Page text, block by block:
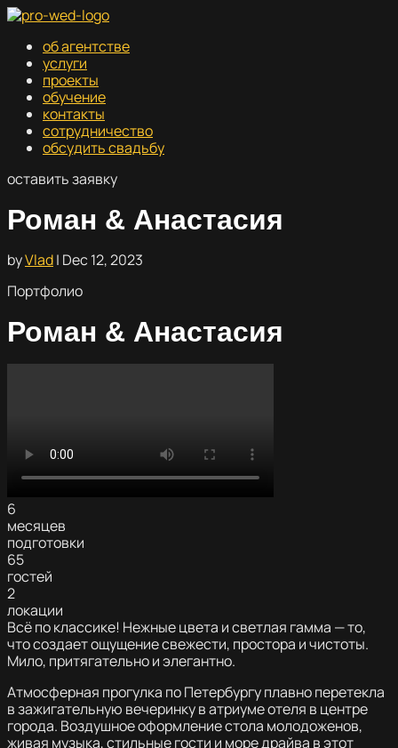
об агентстве
услуги
проекты
обучение
контакты
сотрудничество
обсудить свадьбу
оставить заявку
Роман & Анастасия
byVlad| Dec 12, 2023
Портфолио
Роман & Анастасия
6
месяцев
подготовки
65
гостей
2
локации
Всё по классике! Нежные цвета и светлая гамма — то,
что создает ощущение свежести, простора и чистоты.
Мило, притягательно и элегантно.
Атмосферная прогулка по Петербургу плавно перетекла
в зажигательную вечеринку в атриуме отеля в центре
города. Воздушное оформление стола молодоженов,
живая музыка, стильные гости и море драйва в этот